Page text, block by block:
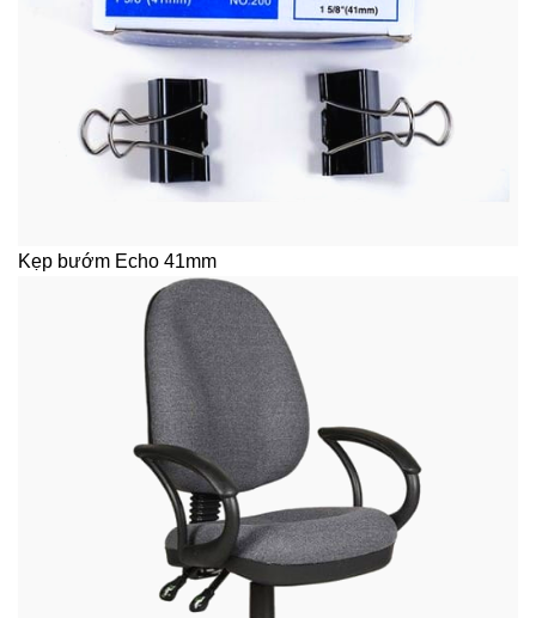
Kẹp bướm Echo 41mm